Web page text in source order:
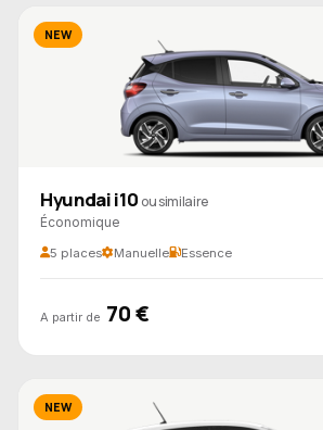
NEW
Hyundai i10 ou similaire
Économique
5 places Manuelle Essence
A partir de 70 €
NEW